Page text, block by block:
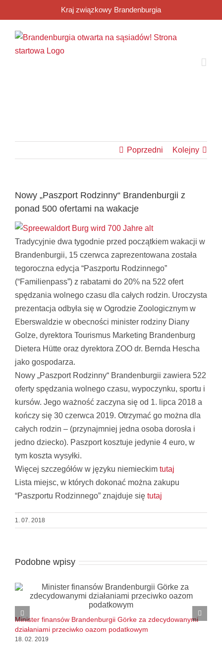
do
zawartości
Kraj związkowy Brandenburgia
Poprzedni Kolejny
Nowy „Paszport Rodzinny“ Brandenburgii z
ponad 500 ofertami na wakacje
Tradycyjnie dwa tygodnie przed początkiem wakacji w
Brandenburgii, 15 czerwca zaprezentowana została
tegoroczna edycja “Paszportu Rodzinnego”
(“Familienpass”) z rabatami do 20% na 522 ofert
spędzania wolnego czasu dla całych rodzin. Uroczysta
prezentacja odbyła się w Ogrodzie Zoologicznym w
Eberswaldzie w obecności minister rodziny Diany
Golze, dyrektora Tourismus Marketing Brandenburg
Dietera Hütte oraz dyrektora ZOO dr. Bernda Hescha
jako gospodarza.
Nowy „Paszport Rodzinny“ Brandenburgii zawiera 522
oferty spędzania wolnego czasu, wypoczynku, sportu i
kursów. Jego ważność zaczyna się od 1. lipca 2018 a
kończy się 30 czerwca 2019. Otrzymać go można dla
całych rodzin – (przynajmniej jedna osoba dorosła i
jedno dziecko). Paszport kosztuje jedynie 4 euro, w
tym koszta wysyłki.
Więcej szczegółów w języku niemieckim tutaj
Lista miejsc, w których dokonać można zakupu
“Paszportu Rodzinnego” znajduje się tutaj
1. 07. 2018
Podobne wpisy
Minister finansów Brandenburgii Görke za zdecydowanymi
działaniami przeciwko oazom podatkowym
18. 02. 2019